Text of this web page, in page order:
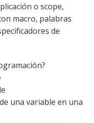
o scope,
macro, palabras
de
una variable en una